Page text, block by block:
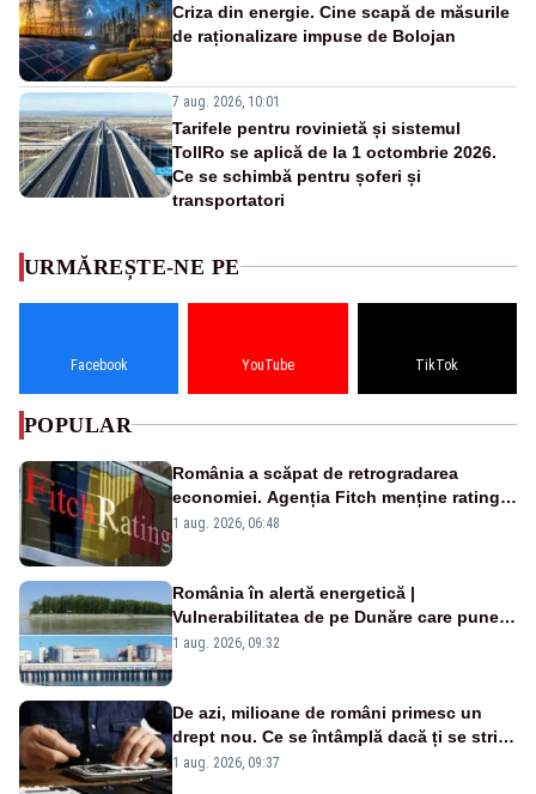
Criza din energie. Cine scapă de măsurile
de raționalizare impuse de Bolojan
7 aug. 2026, 10:01
Tarifele pentru rovinietă și sistemul
TollRo se aplică de la 1 octombrie 2026.
Ce se schimbă pentru șoferi și
transportatori
URMĂREȘTE-NE PE
Facebook YouTube TikTok
POPULAR
România a scăpat de retrogradarea
economiei. Agenția Fitch menține ratingul
„BBB-” cu perspectivă negativă
1 aug. 2026, 06:48
România în alertă energetică |
Vulnerabilitatea de pe Dunăre care pune
în pericol Centrala Cernavodă era
1 aug. 2026, 09:32
De azi, milioane de români primesc un
drept nou. Ce se întâmplă dacă ți se strică
un produs
1 aug. 2026, 09:37